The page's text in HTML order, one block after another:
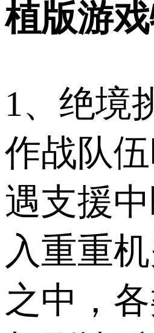
植版游戏
1、绝境
作战队
遇支援
入重重
之中，